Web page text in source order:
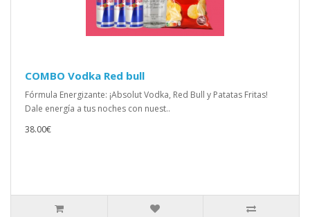
COMBO Vodka Red bull
Fórmula Energizante: ¡Absolut Vodka, Red Bull y Patatas Fritas!
Dale energía a tus noches con nuest..
38.00€